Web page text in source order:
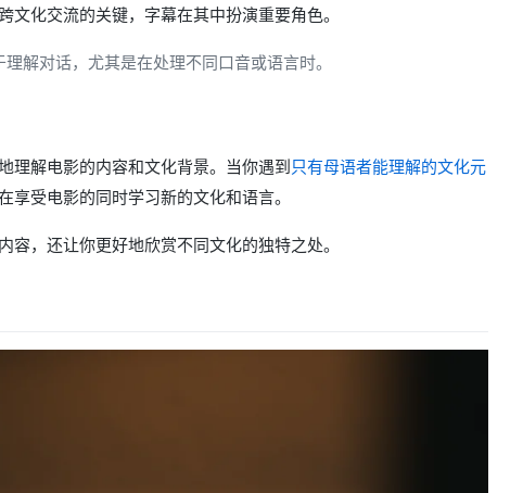
文化交流的关键，字幕在其中扮演重要角色。
解对话，尤其是在处理不同口音或语言时。
理解电影的内容和文化背景。当你遇到只有母语者能理解的文化元
受电影的同时学习新的文化和语言。
，还让你更好地欣赏不同文化的独特之处。